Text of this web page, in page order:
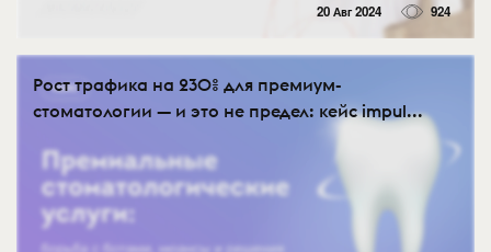
20 Авг 2024 924
Рост трафика на 230% для премиум-
стоматологии — и это не предел: кейс impul...